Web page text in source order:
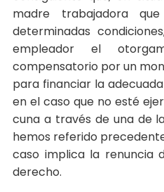
madre trabajadora
determinadas
empleador el
compensatorio por un
para financiar la
en el caso que no esté
cuna a través de una de
hemos referido
caso implica la renuncia
derecho.